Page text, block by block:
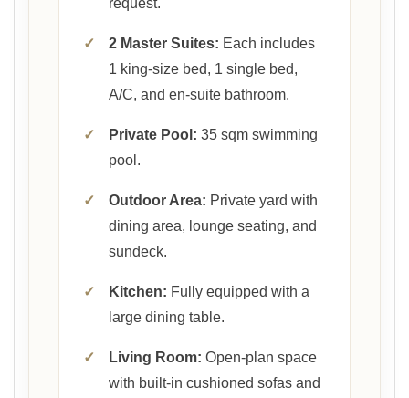
✓ 2 Master Suites: Each includes
1 king-size bed, 1 single bed,
A/C, and en-suite bathroom.
✓ Private Pool: 35 sqm swimming
pool.
✓ Outdoor Area: Private yard with
dining area, lounge seating, and
sundeck.
✓ Kitchen: Fully equipped with a
large dining table.
✓ Living Room: Open-plan space
with built-in cushioned sofas and